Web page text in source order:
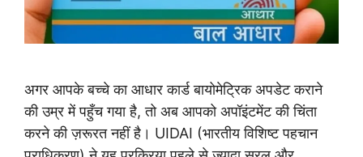
अगर आपके बच्चे का आधार कार्ड बायोमेट्रिक अपडेट कराने
की उम्र में पहुँच गया है, तो अब आपको अपॉइंटमेंट की चिंता
करने की ज़रूरत नहीं है। UIDAI (भारतीय विशिष्ट पहचान